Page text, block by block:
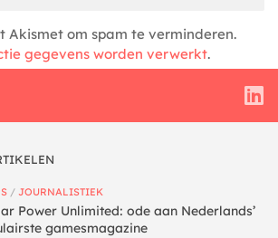
Akismet om spam te verminderen.
gegevens worden verwerkt.
/ JOURNALISTIEK
Power Unlimited: ode aan Nederlands’
gamesmagazine